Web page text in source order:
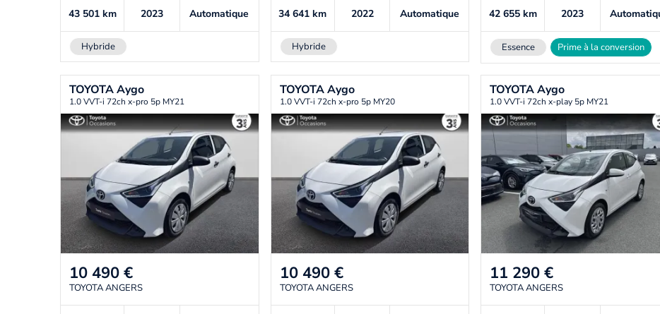
43 501 km 2023 Automatique
Hybride
34 641km 2022 Automatique
Hybride
42 655 km 2023
Essence Prime à la conversion
TOYOTAAygo
1.0 VVT-i 72ch x-pro 5p MY21
10 490 €
TOYOTA ANGERS
TOYOTAAygo
1.0 VVT-i 72ch x-pro 5p MY20
10 490 €
TOYOTA ANGERS
TOYOTAAygo
1.0 VVT-i 72ch x-play 5p MY21
11 290 €
TOYOTA ANGERS